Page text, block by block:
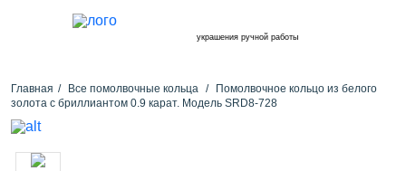
украшения ручной работы
Главная Все помолвочные кольца
Помолвочное кольцо из белого
золота с бриллиантом 0.9 карат. Модель SRD8-728